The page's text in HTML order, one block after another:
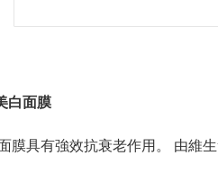
白面膜
膜具有強效抗衰老作用。 由維